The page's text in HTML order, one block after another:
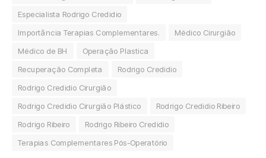
Especialista Rodrigo Credidio
Importância Terapias Complementares.
Médico Cirurgião
Médico de BH
Operação Plastica
Recuperação Completa
Rodrigo Credidio
Rodrigo Credidio Cirurgião
Rodrigo Credidio Cirurgião Plástico
Rodrigo Credidio Ribeiro
Rodrigo Ribeiro
Rodrigo Ribeiro Credidio
Terapias Complementares Pós-Operatório